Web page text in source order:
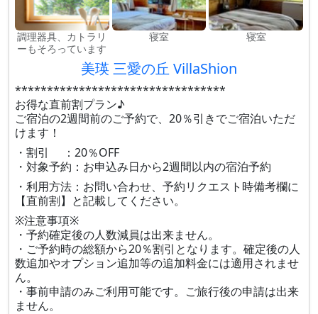
調理器具、カトラリ
ーもそろっています
寝室 寝室
美瑛 三愛の丘 VillaShion
*********************************
お得な直前割プラン♪
ご宿泊の2週間前のご予約で、20％引きでご宿泊いただ
けます！
・割引 ：20％OFF
・対象予約：お申込み日から2週間以内の宿泊予約
・利用方法：お問い合わせ、予約リクエスト時備考欄に
【直前割】と記載してください。
※注意事項※
・予約確定後の人数減員は出来ません。
・ご予約時の総額から20％割引となります。確定後の人
数追加やオプション追加等の追加料金には適用されませ
ん。
・事前申請のみご利用可能です。ご旅行後の申請は出来
ません。